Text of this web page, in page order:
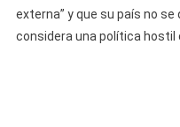
externa” y que su país no
considera una política hostil